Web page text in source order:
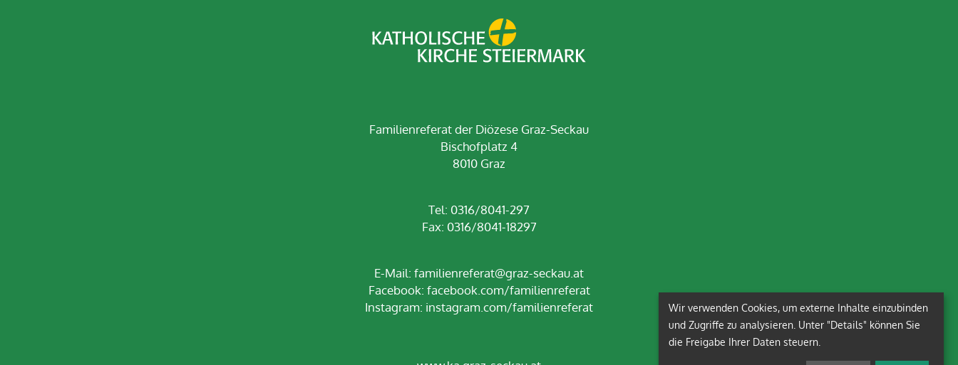
Familienreferat der Diözese Graz-Seckau
Bischofplatz 4
8010 Graz
Tel: 0316/8041-297
Fax: 0316/8041-18297
E-Mail: familienreferat@graz-seckau.at
Facebook: facebook.com/familienreferat
Instagram: instagram.com/familienreferat
Wir verwenden Cookies, um externe Inhalte einzubinden
und Zugriffe zu analysieren. Unter "Details" können Sie
die Freigabe Ihrer Daten steuern.